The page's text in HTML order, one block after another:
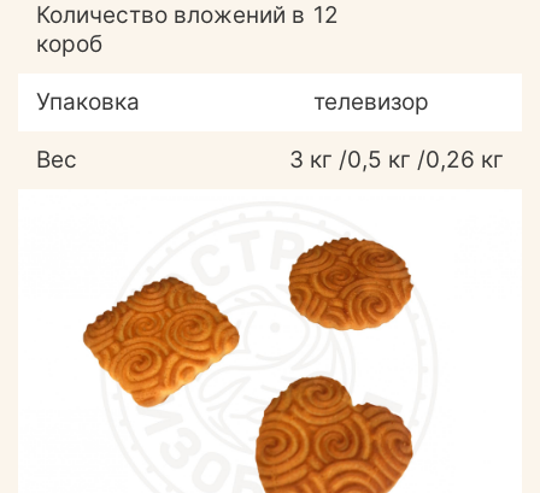
Количество вложений в
короб
12
Упаковка телевизор
Вес 3 кг /0,5 кг /0,26 кг